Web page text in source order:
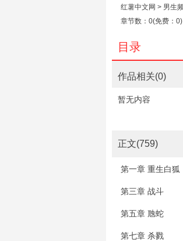
红薯中文网 > 男生
章节数： 0(免费： 0)
目录
作品相关(0)
暂无内容
正文(759)
第一章 重生白狐
第三章 战斗
第五章 虺蛇
第七章 杀戮